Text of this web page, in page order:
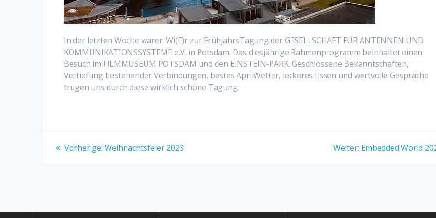
In der letzten Woche waren Wi(E)r zur FrühjahrsTagung der GESELLSCHAFT FÜR ANTENNEN UND
KOMMUNIKATIONSSYSTEME e.V. in Potsdam. Das diesjährige Rahmenprogramm beinhaltet einen
Besuch im FILMMUSEUM POTSDAM und den EINSTEIN-PARK. Geschlossene Bekanntschaften,
Vertiefung bestehender Verbindungen, bestes AprilWetter, leckeres Essen und wertvolle Gespräche
trugen uns durch diese wirklich schöne Tagung.
Beitrags-
Navigation
Vorherige: Vorheriger
Weihnachtsfeier 2023 Weiter: Nächster
Embedded World